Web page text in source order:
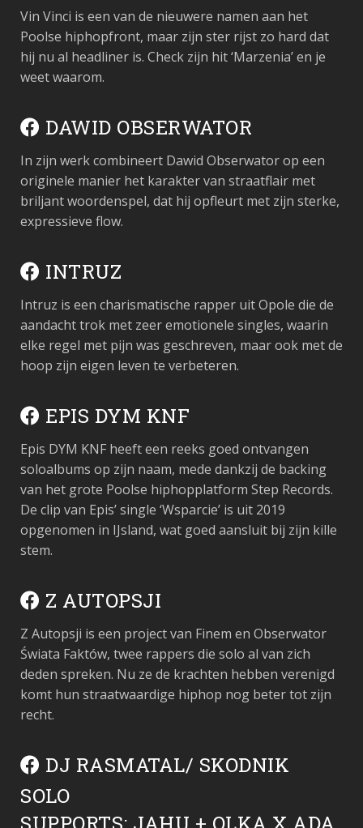
Vin Vinci is een van de nieuwere namen aan het
Poolse hiphopfront, maar zijn ster rijst zo hard dat
hij nu al headliner is. Check zijn hit ‘Marzenia’ en je
weet waarom.
DAWID OBSERWATOR
In zijn werk combineert Dawid Obserwator op een
originele manier het karakter van straatflair met
briljant woordenspel, dat hij opfleurt met zijn sterke,
expressieve flow.
INTRUZ
Intruz is een charismatische rapper uit Opole die de
aandacht trok met zeer emotionele singles, waarin
elke regel met pijn was geschreven, maar ook met de
hoop zijn eigen leven te verbeteren.
EPIS DYM KNF
Epis DYM KNF heeft een reeks goed ontvangen
soloalbums op zijn naam, mede dankzij de backing
van het grote Poolse hiphopplatform Step Records.
De clip van Epis’ single ‘Wsparcie’ is uit 2019
opgenomen in IJsland, wat goed aansluit bij zijn kille
stem.
Z AUTOPSJI
Z Autopsji is een project van Finem en Obserwator
Świata Faktów, twee rappers die solo al van zich
deden spreken. Nu ze de krachten hebben verenigd
komt hun straatwaardige hiphop nog beter tot zijn
recht.
DJ RASMATAL/ SKODNIK
SOLO